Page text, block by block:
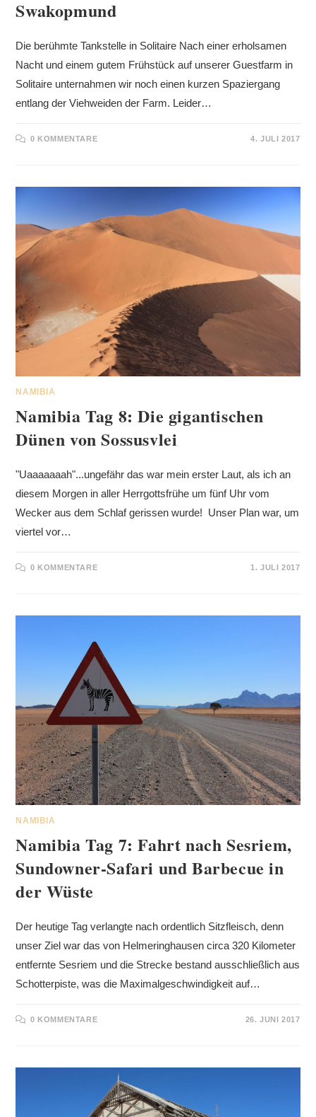
Swakopmund
Die berühmte Tankstelle in Solitaire Nach einer erholsamen
Nacht und einem gutem Frühstück auf unserer Guestfarm in
Solitaire unternahmen wir noch einen kurzen Spaziergang
entlang der Viehweiden der Farm. Leider…
0 KOMMENTARE 4. JULI 2017
NAMIBIA
Namibia Tag 8: Die gigantischen
Dünen von Sossusvlei
"Uaaaaaaah"...ungefähr das war mein erster Laut, als ich an
diesem Morgen in aller Herrgottsfrühe um fünf Uhr vom
Wecker aus dem Schlaf gerissen wurde! Unser Plan war, um
viertel vor…
0 KOMMENTARE 1. JULI 2017
NAMIBIA
Namibia Tag 7: Fahrt nach Sesriem,
Sundowner-Safari und Barbecue in
der Wüste
Der heutige Tag verlangte nach ordentlich Sitzfleisch, denn
unser Ziel war das von Helmeringhausen circa 320 Kilometer
entfernte Sesriem und die Strecke bestand ausschließlich aus
Schotterpiste, was die Maximalgeschwindigkeit auf…
0 KOMMENTARE 26. JUNI 2017